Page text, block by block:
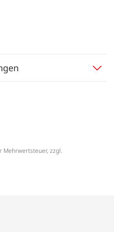
Mehrwertsteuer, zzgl.